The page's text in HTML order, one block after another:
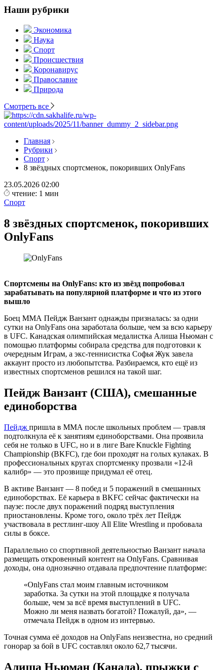
Наши рубрики
Экономика
Наука
Спорт
Происшествия
Коронавирус
Православие
Природа
Смотреть все
Главная
Рубрики
Спорт
8 звёздных спортсменок, покоривших OnlyFans
23.05.2026 02:00
чтение: 1 мин
Спорт
8 звёздных спортсменок, покоривших
OnlyFans
Спортсмены на OnlyFans: кто из звёзд попробовал
зарабатывать на популярной платформе и что из этого
вышло
Боец ММА Пейдж Ванзант однажды призналась: за одни
сутки на OnlyFans она заработала больше, чем за всю карьеру
в UFC. Канадская олимпийская медалистка Алиша Ньюман с
помощью платформы собирала средства для подготовки к
очередным Играм, а экс‑теннисистка Софья Жук завела
аккаунт просто из любопытства. Разбираемся, кто ещё из
известных спортсменов решился на такой шаг.
Пейдж Ванзант (США), смешанные
единоборства
Пейдж пришла в ММА после школьных проблем — травля
подтолкнула её к занятиям единоборствами. Она проявила
себя не только в UFC, но и в лиге Bare Knuckle Fighting
Championship (BKFC), где бои проходят на голых кулаках. В
профессиональных кругах спортсменку прозвали «12‑й
калибр» — это прозвище придумал её отец.
В активе Ванзант — 8 побед и 5 поражений в смешанных
единоборствах. Её карьера в BKFC сейчас фактически на
паузе: после двух поражений подряд выступления
приостановлены. Кроме того, около трёх лет Пейдж
участвовала в рестлинг‑шоу All Elite Wrestling и пробовала
силы в боксе.
Параллельно со спортивной деятельностью Ванзант начала
размещать откровенный контент на OnlyFans. Сравнивая
доходы, она однозначно отдавала предпочтение платформе:
«OnlyFans стал моим главным источником
заработка. За сутки на этой площадке я получала
больше, чем за всё время выступлений в UFC.
Можно ли меня назвать богатой? Пожалуй, да», —
отмечала Пейдж в одном из интервью.
Точная сумма её доходов на OnlyFans неизвестна, но средний
гонорар за бой в UFC составлял около 62,7 тысячи.
Алиша Ньюман (Канада), прыжки с